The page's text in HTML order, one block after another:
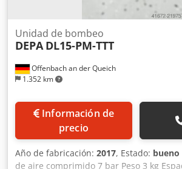
Offenbach an der Queich
1.352 km
Unidad de bombeo
DEPA DL15-PM-TTT
Información de
precio
Año de fabricación: 2017, Estado: bueno
de aire comprimido 7 bar Peso 3 kg